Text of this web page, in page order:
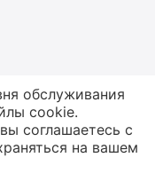
обслуживания
cookie.
соглашаетесь с
на вашем